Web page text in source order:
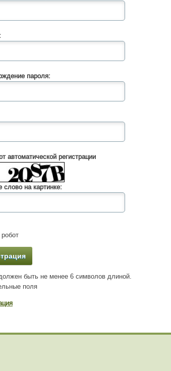
пароля:
автоматической регистрации
слово на картинке:
быть не менее 6 символов длиной.
поля